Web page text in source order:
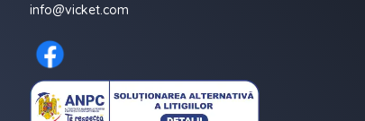
info@vicket.com